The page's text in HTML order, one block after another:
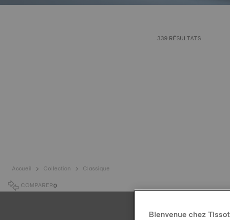
339 RÉSULTATS
Accueil Collection
Classique
COMPARER0
Bienvenue chez Tissot